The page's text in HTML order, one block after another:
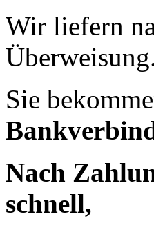
Wir liefern
Sie
Nach
schnell,